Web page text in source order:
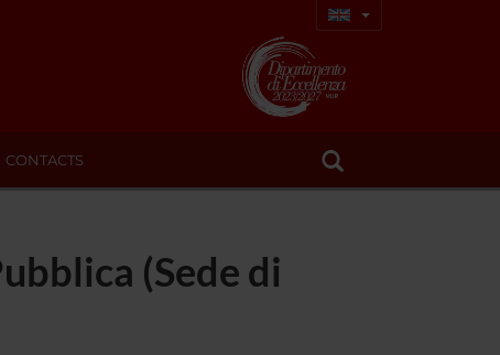
CONTACTS
(Sede di